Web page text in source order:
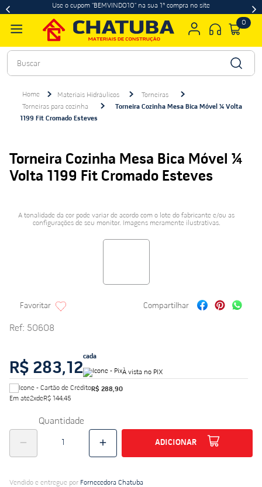
Use o cupom "BEMVINDO10" na sua 1ª compra no site
0
Buscar
Materiais Hidráulicos
Torneiras
Torneiras para cozinha
Torneira Cozinha Mesa Bica Móvel ¼ Volta
1199 Fit Cromado Esteves
Torneira Cozinha Mesa Bica Móvel ¼
Volta 1199 Fit Cromado Esteves
A tonalidade da cor pode variar de acordo com o lote do fabricante e/ou as
configurações de seu monitor. Imagens meramente ilustrativas.
Ref: 50608
R$ 283,12
cada
À vista no PIX
R$ 288,90
Em até2xdeR$ 144,45
Quantidade
ADICIONAR
Vendido e entregue por Fornecedora Chatuba